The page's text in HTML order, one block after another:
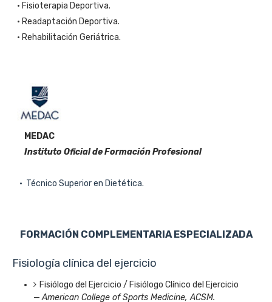
• Fisioterapia Deportiva.
• Readaptación Deportiva.
• Rehabilitación Geriátrica.
MEDAC
Instituto Oficial de Formación Profesional
• Técnico Superior en Dietética.
FORMACIÓN COMPLEMENTARIA ESPECIALIZADA
Fisiología clínica del ejercicio
Fisiólogo del Ejercicio / Fisiólogo Clínico del Ejercicio
—American College of Sports Medicine, ACSM.